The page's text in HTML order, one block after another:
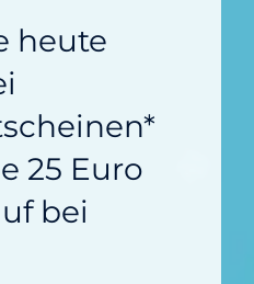
heute
25 Euro
bei